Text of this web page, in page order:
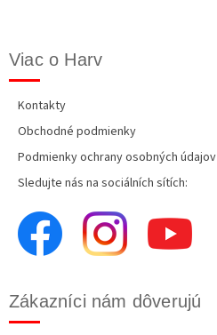
Viac o Harv
Kontakty
Obchodné podmienky
Podmienky ochrany osobných údajov
Sledujte nás na sociálních sítích:
Zákazníci nám dôverujú